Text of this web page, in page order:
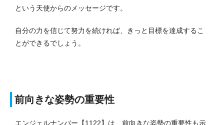
という天使からのメッセージです。
自分の力を信じて努力を続ければ、きっと目標を達成するこ
とができるでしょう。
前向きな姿勢の重要性
エンジェルナンバー【1122】は、前向きな姿勢の重要性も示